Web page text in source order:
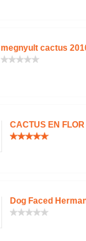
megnyult cactus
CACTUS EN FLOR
Dog Faced